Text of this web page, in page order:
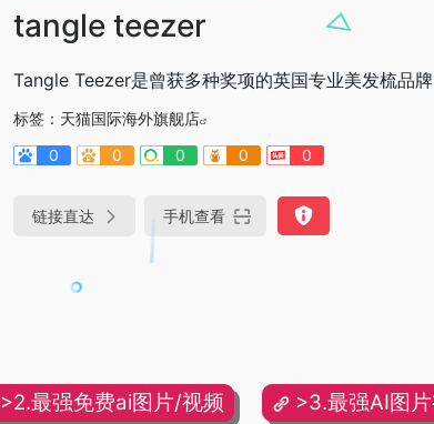
tangle teezer
Tangle Teezer是曾获多种奖项的英国专业美发梳品牌
标签： 天猫国际海外旗舰店
0
0 0 0 0
链接直达 手机查看
>2.最强免费ai图片/视频 >3.最强AI图